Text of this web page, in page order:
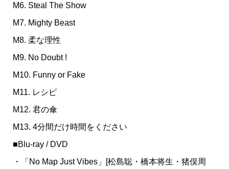
M6. Steal The Show
M7. Mighty Beast
M8. 柔な理性
M9. No Doubt !
M10. Funny or Fake
M11. レシピ
M12. 君の傘
M13. 4分間だけ時間をください
■Blu-ray / DVD
・「No Map Just Vibes」[松島聡・橋本将生・猪俣周